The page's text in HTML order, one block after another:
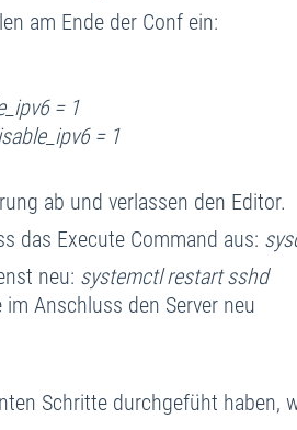
am Ende der Conf ein:
= 1
= 1
ab und verlassen den Editor.
das Execute Command aus:
neu: systemctl restart sshd
im Anschluss den Server neu
Schritte durchgefüht haben,